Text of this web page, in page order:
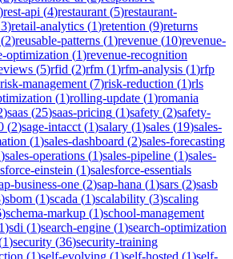
)rest-api (4)restaurant (5)restaurant-
)retail-analytics (1)retention (9)returns
(2)reusable-patterns (1)revenue (10)revenue-
optimization (1)revenue-recognition
(5)rfid (2)rfm (1)rfm-analysis (1)rfp
risk-management (7)risk-reduction (1)rls
(1)rolling-update (1)romania
)saas (25)saas-pricing (1)safety (2)safety-
(2)sage-intacct (1)salary (1)sales (19)sales-
(1)sales-dashboard (2)sales-forecasting
)sales-operations (1)sales-pipeline (1)sales-
einstein (1)salesforce-essentials
business-one (2)sap-hana (1)sars (2)sasb
)sbom (1)scada (1)scalability (3)scaling
)schema-markup (1)school-management
1)sdi (1)search-engine (1)search-optimization
1)security (36)security-training
(1)self-evolving (1)self-hosted (1)self-